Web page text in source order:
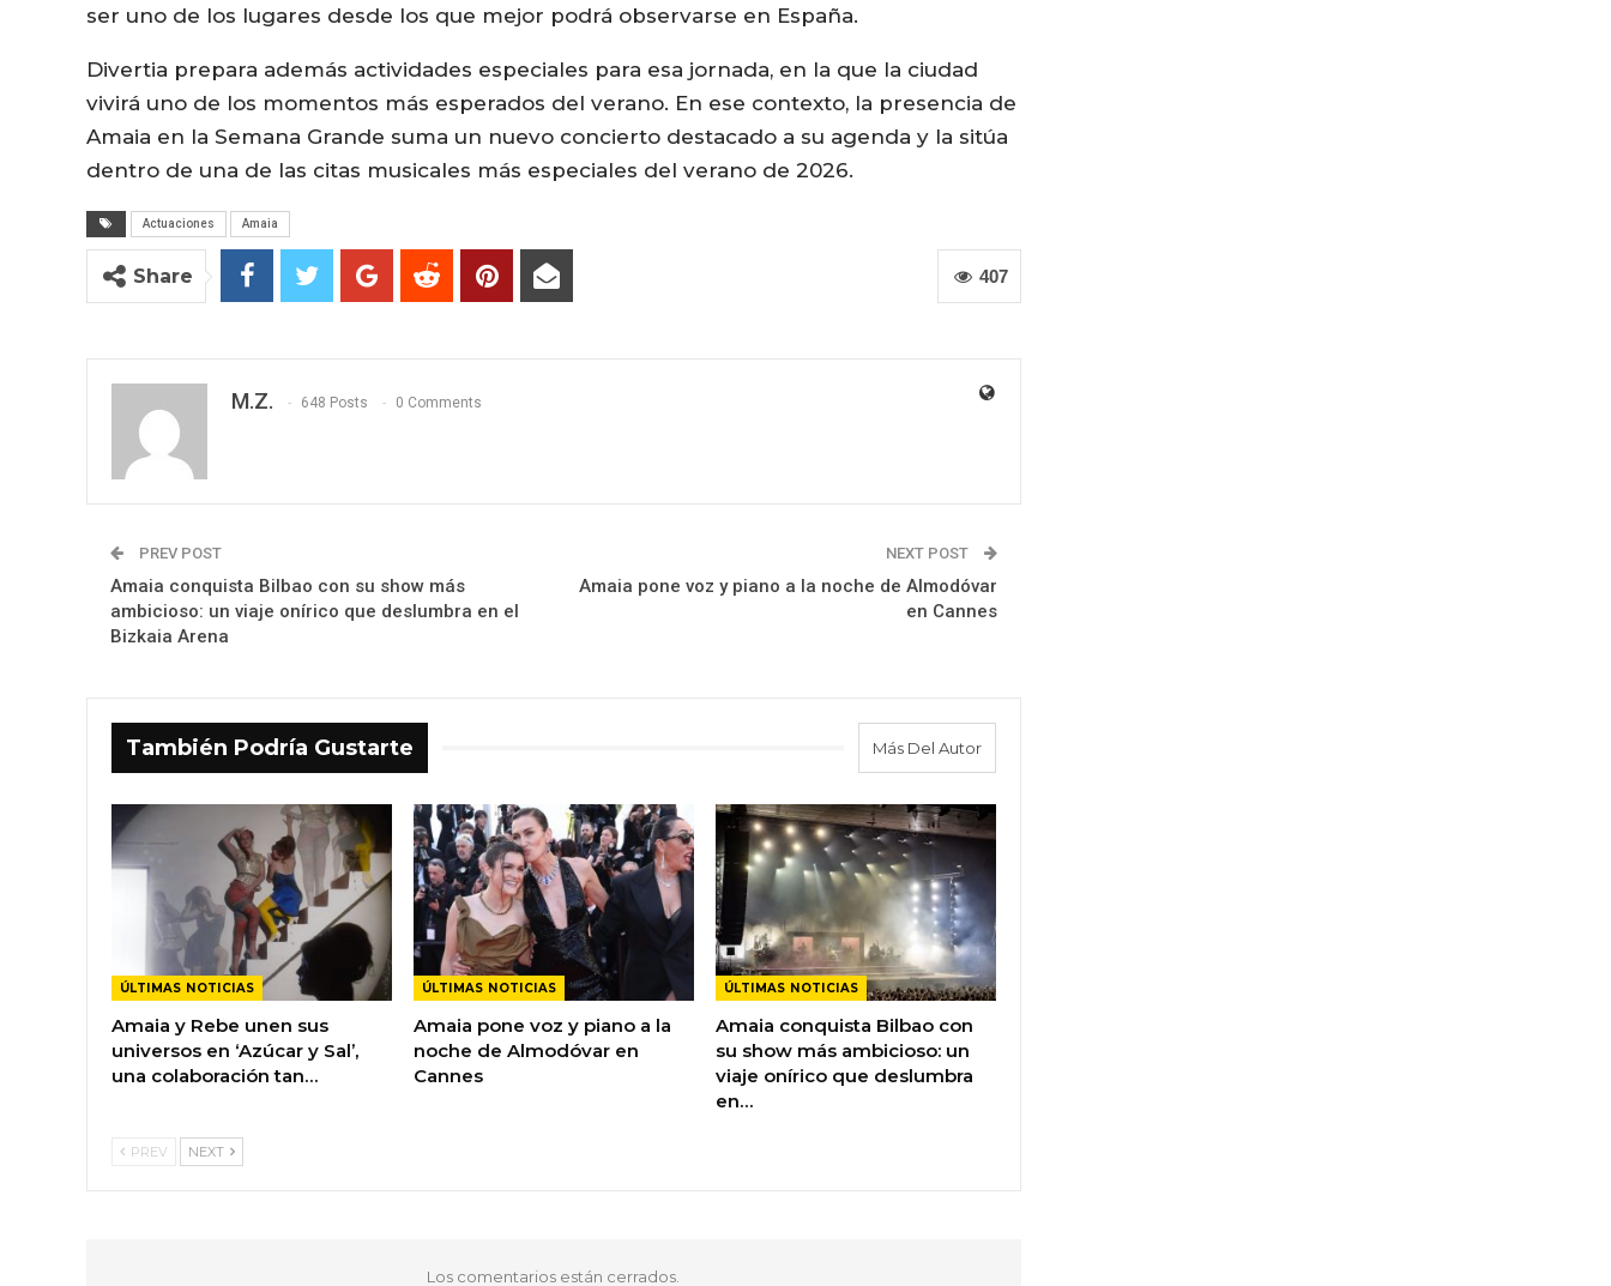
ser uno de los lugares desde los que mejor podrá observarse en España.
Divertia prepara además actividades especiales para esa jornada, en la que la ciudad
vivirá uno de los momentos más esperados del verano. En ese contexto, la presencia de
Amaia en la Semana Grande suma un nuevo concierto destacado a su agenda y la sitúa
dentro de una de las citas musicales más especiales del verano de 2026.
Actuaciones Amaia
407
Share
M.Z. 648 Posts 0 Comments
PREV POST
Amaia conquista Bilbao con su show más
ambicioso: un viaje onírico que deslumbra en el
Bizkaia Arena
NEXT POST
Amaia pone voz y piano a la noche de Almodóvar
en Cannes
También Podría Gustarte Más Del Autor
ÚLTIMAS NOTICIAS
Amaia y Rebe unen sus
universos en ‘Azúcar y Sal’,
una colaboración tan…
ÚLTIMAS NOTICIAS
Amaia pone voz y piano a la
noche de Almodóvar en
Cannes
ÚLTIMAS NOTICIAS
Amaia conquista Bilbao con
su show más ambicioso: un
viaje onírico que deslumbra
en…
PREV NEXT
Los comentarios están cerrados.